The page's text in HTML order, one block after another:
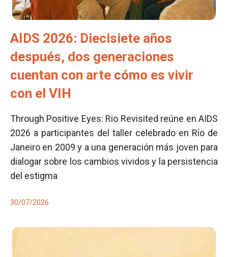
AIDS 2026: Diecisiete años
después, dos generaciones
cuentan con arte cómo es vivir
con el VIH
Through Positive Eyes: Rio Revisited reúne en AIDS
2026 a participantes del taller celebrado en Río de
Janeiro en 2009 y a una generación más joven para
dialogar sobre los cambios vividos y la persistencia
del estigma
30/07/2026